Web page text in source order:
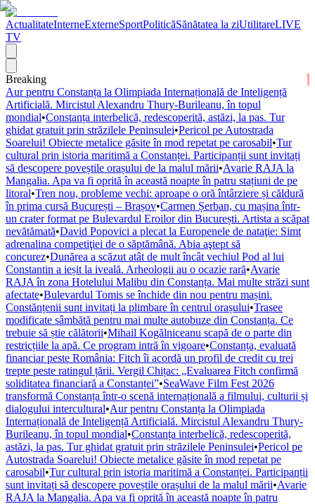
ActualitateInterneExterneSportPoliticăSănătatea la ziUtilitareLIVE
TV
Breaking
Aur pentru Constanța la Olimpiada Internațională de Inteligență
Artificială. Mircistul Alexandru Thury-Burileanu, în topul
mondial•Constanța interbelică, redescoperită, astăzi, la pas. Tur
ghidat gratuit prin străzilele Peninsulei•Pericol pe Autostrada
Soarelui! Obiecte metalice găsite în mod repetat pe carosabil•Tur
cultural prin istoria maritimă a Constanței. Participanții sunt invitați
să descopere poveștile orașului de la malul mării•Avarie RAJA la
Mangalia. Apa va fi oprită în această noapte în patru stațiuni de pe
litoral•Tren nou, probleme vechi: aproape o oră întârziere și căldură
în prima cursă București – Brașov•Carmen Șerban, cu mașina într-
un crater format pe Bulevardul Eroilor din București. Artista a scăpat
nevătămată•David Popovici a plecat la Europenele de nataţie: Simt
adrenalina competiţiei de o săptămână. Abia aştept să
concurez•Dunărea a scăzut atât de mult încât vechiul Pod al lui
Constantin a ieșit la iveală. Arheologii au o ocazie rară•Avarie
RAJA în zona Hotelului Malibu din Constanța. Mai multe străzi sunt
afectate•Bulevardul Tomis se închide din nou pentru mașini.
Constănțenii sunt invitați la plimbare în centrul orașului•Trasee
modificate sâmbătă pentru mai multe autobuze din Constanța. Ce
trebuie să știe călătorii•Mihail Kogălniceanu scapă de o parte din
restricțiile la apă. Ce program intră în vigoare•Constanța, evaluată
financiar peste România: Fitch îi acordă un profil de credit cu trei
trepte peste ratingul țării. Vergil Chițac: „Evaluarea Fitch confirmă
soliditatea financiară a Constanței”•SeaWave Film Fest 2026
transformă Constanța într-o scenă internațională a filmului, culturii și
dialogului intercultural•Aur pentru Constanța la Olimpiada
Internațională de Inteligență Artificială. Mircistul Alexandru Thury-
Burileanu, în topul mondial•Constanța interbelică, redescoperită,
astăzi, la pas. Tur ghidat gratuit prin străzilele Peninsulei•Pericol pe
Autostrada Soarelui! Obiecte metalice găsite în mod repetat pe
carosabil•Tur cultural prin istoria maritimă a Constanței. Participanții
sunt invitați să descopere poveștile orașului de la malul mării•Avarie
RAJA la Mangalia. Apa va fi oprită în această noapte în patru